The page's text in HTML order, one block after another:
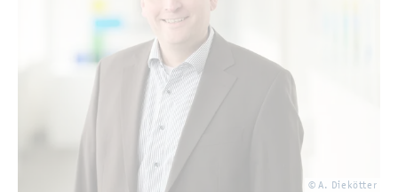
© A. Die­köt­ter